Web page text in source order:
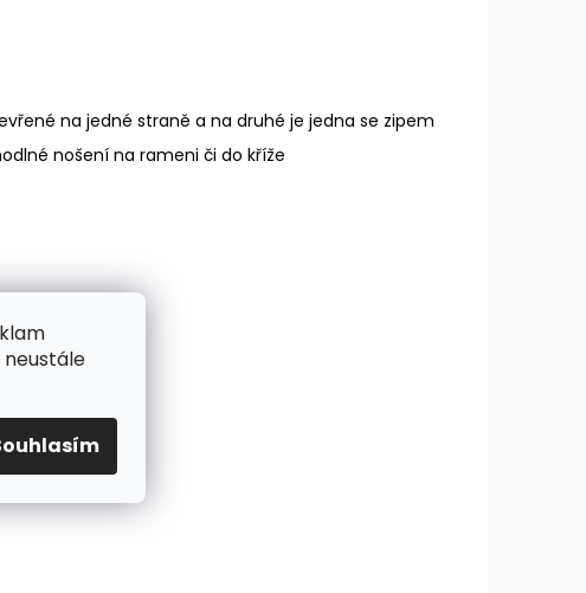
na jedné straně a na druhé je jedna se zipem
nošení na rameni či do kříže